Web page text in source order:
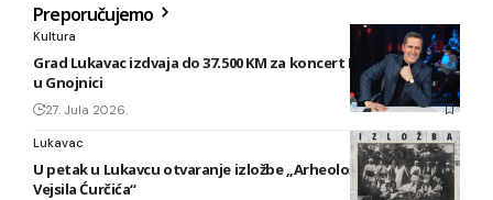
Preporučujemo
Kultura
Grad Lukavac izdvaja do 37.500 KM za koncert Enesa Begovića
u Gnojnici
27. Jula 2026.
Lukavac
U petak u Lukavcu otvaranje izložbe „Arheološki foto tragovi
Vejsila Ćurčića“